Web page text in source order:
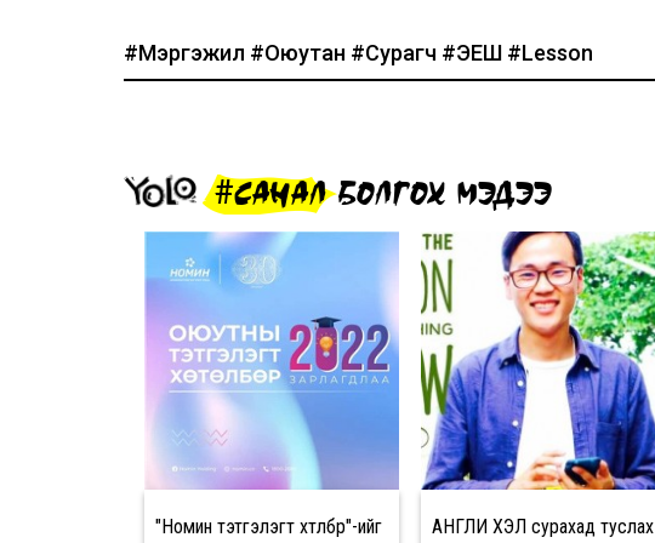
#Мэргэжил #Оюутан #Сурагч #ЭЕШ #Lesson
#САНАЛ БОЛГОХ МЭДЭЭ
"Номин тэтгэлэгт хөтөлбөр"-ийг АНГЛИ ХЭЛ сурахад туслах